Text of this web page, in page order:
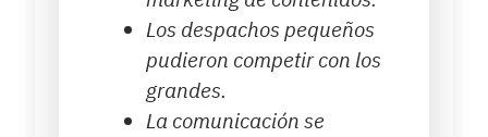
Los despachos pequeños
pudieron competir con los
grandes.
La comunicación se